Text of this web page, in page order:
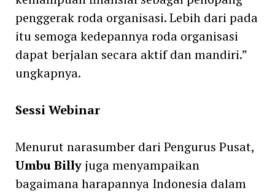
penggerak roda organisasi. Lebih dari pada
itu semoga kedepannya roda organisasi
dapat berjalan secara aktif dan mandiri.”
ungkapnya.
Sessi Webinar
Menurut narasumber dari Pengurus Pusat,
Umbu Billyjuga menyampaikan
bagaimana harapannya Indonesia dalam